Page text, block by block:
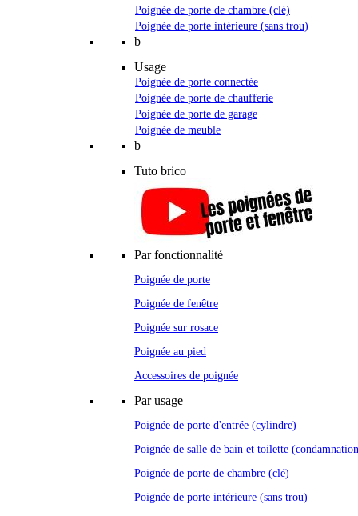
Poignée de porte de chambre (clé)
Poignée de porte intérieure (sans trou)
b
Usage
Poignée de porte connectée
Poignée de porte de chaufferie
Poignée de porte de garage
Poignée de meuble
b
Tuto brico
Par fonctionnalité
Poignée de porte
Poignée de fenêtre
Poignée sur rosace
Poignée au pied
Accessoires de poignée
Par usage
Poignée de porte d'entrée (cylindre)
Poignée de salle de bain et toilette
Poignée de porte de chambre (clé)
Poignée de porte intérieure (sans trou)